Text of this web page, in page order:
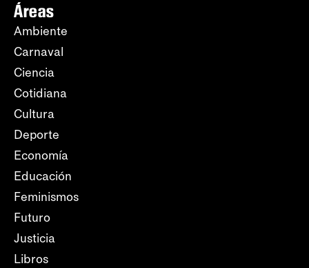
Áreas
Ambiente
Carnaval
Ciencia
Cotidiana
Cultura
Deporte
Economía
Educación
Feminismos
Futuro
Justicia
Libros